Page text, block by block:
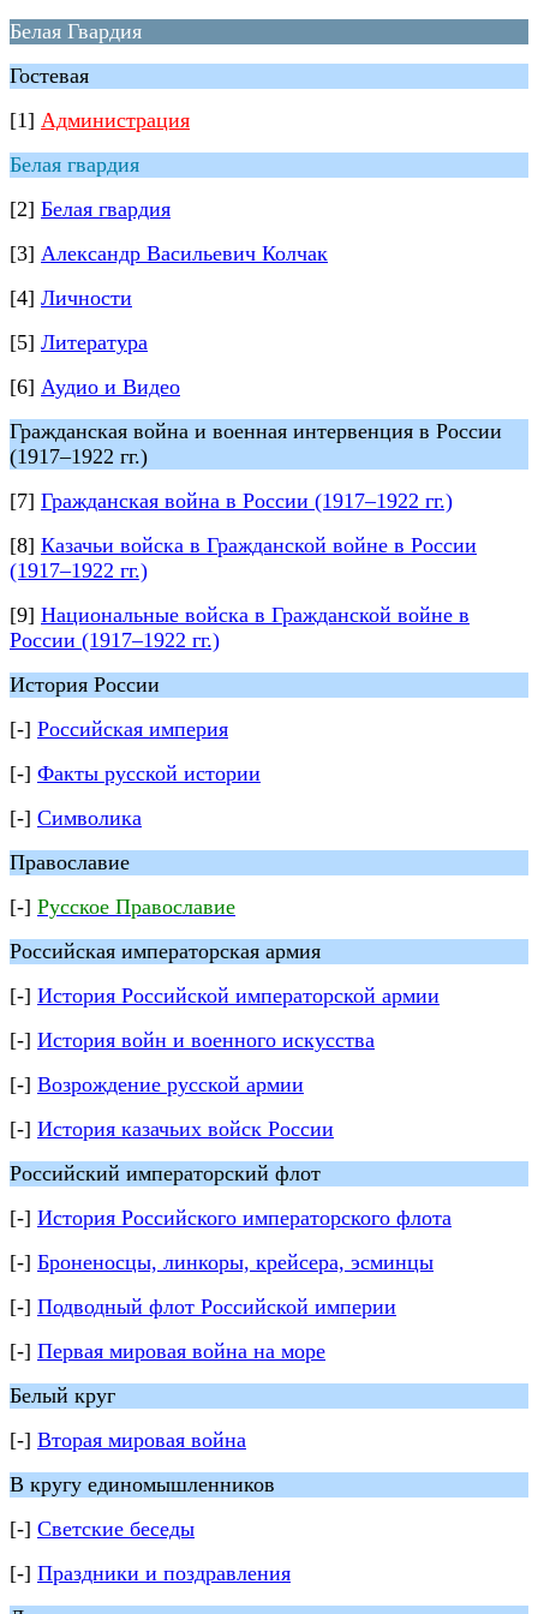
Белая Гвардия
Гостевая
[1] Администрация
Белая гвардия
[2] Белая гвардия
[3] Александр Васильевич Колчак
[4] Личности
[5] Литература
[6] Аудио и Видео
Гражданская война и военная интервенция в России
(1917–1922 гг.)
[7] Гражданская война в России (1917–1922 гг.)
[8] Казачьи войска в Гражданской войне в России
(1917–1922 гг.)
[9] Национальные войска в Гражданской войне в
России (1917–1922 гг.)
История России
[-] Российская империя
[-] Факты русской истории
[-] Символика
Православие
[-] Русское Православие
Российская императорская армия
[-] История Российской императорской армии
[-] История войн и военного искусства
[-] Возрождение русской армии
[-] История казачьих войск России
Российский императорский флот
[-] История Российского императорского флота
[-] Броненосцы, линкоры, крейсера, эсминцы
[-] Подводный флот Российской империи
[-] Первая мировая война на море
Белый круг
[-] Вторая мировая война
В кругу единомышленников
[-] Светские беседы
[-] Праздники и поздравления